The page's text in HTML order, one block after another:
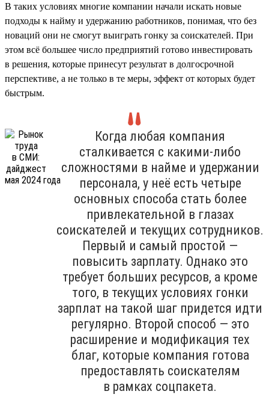
В таких условиях многие компании начали искать новые
подходы к найму и удержанию работников, понимая, что без
новаций они не смогут выиграть гонку за соискателей. При
этом всё большее число предприятий готово инвестировать
в решения, которые принесут результат в долгосрочной
перспективе, а не только в те меры, эффект от которых будет
быстрым.
Когда любая компания
сталкивается с какими-либо
сложностями в найме и удержании
персонала, у неё есть четыре
основных способа стать более
привлекательной в глазах
соискателей и текущих сотрудников.
Первый и самый простой —
повысить зарплату. Однако это
требует больших ресурсов, а кроме
того, в текущих условиях гонки
зарплат на такой шаг придется идти
регулярно. Второй способ — это
расширение и модификация тех
благ, которые компания готова
предоставлять соискателям
в рамках соцпакета.